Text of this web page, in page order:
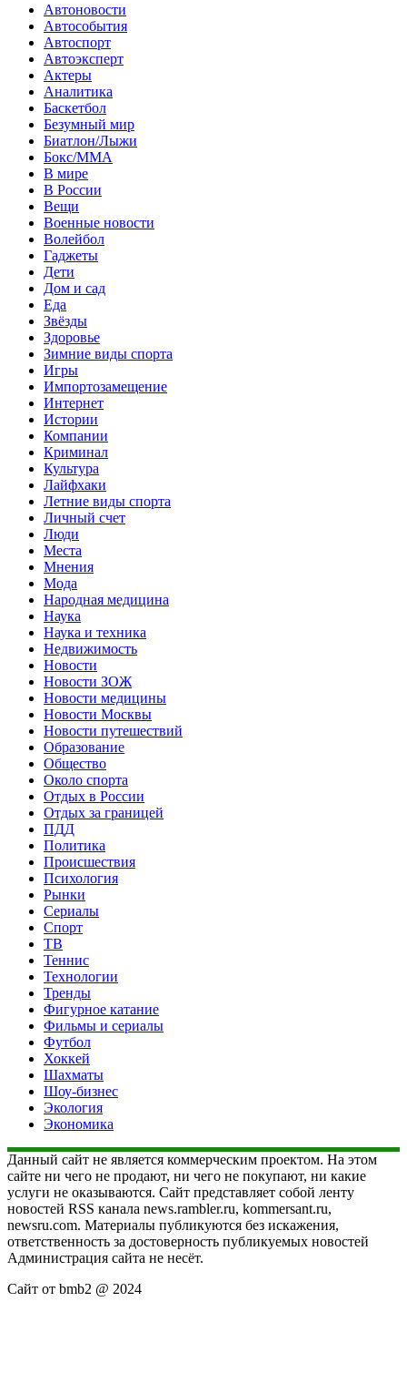
Автоновости
Автособытия
Автоспорт
Автоэксперт
Актеры
Аналитика
Баскетбол
Безумный мир
Биатлон/Лыжи
Бокс/MMA
В мире
В России
Вещи
Военные новости
Волейбол
Гаджеты
Дети
Дом и сад
Еда
Звёзды
Здоровье
Зимние виды спорта
Игры
Импортозамещение
Интернет
Истории
Компании
Криминал
Культура
Лайфхаки
Летние виды спорта
Личный счет
Люди
Места
Мнения
Мода
Народная медицина
Наука
Наука и техника
Недвижимость
Новости
Новости ЗОЖ
Новости медицины
Новости Москвы
Новости путешествий
Образование
Общество
Около спорта
Отдых в России
Отдых за границей
ПДД
Политика
Происшествия
Психология
Рынки
Сериалы
Спорт
ТВ
Теннис
Технологии
Тренды
Фигурное катание
Фильмы и сериалы
Футбол
Хоккей
Шахматы
Шоу-бизнес
Экология
Экономика
Данный сайт не является коммерческим проектом. На этом
сайте ни чего не продают, ни чего не покупают, ни какие
услуги не оказываются. Сайт представляет собой ленту
новостей RSS канала news.rambler.ru, kommersant.ru,
newsru.com. Материалы публикуются без искажения,
ответственность за достоверность публикуемых новостей
Администрация сайта не несёт.
Сайт от bmb2 @ 2024